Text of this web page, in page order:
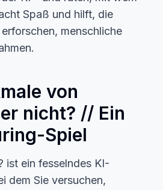
Spaß und hilft, die
menschliche
von
nicht? // Ein
Spiel
ist ein fesselndes KI-
dem Sie versuchen,